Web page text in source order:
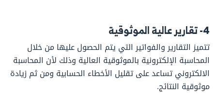
4- تقارير عالية الموثوقية
تتميز التقارير والفواتير التي يتم الحصول عليها من خلال
المحاسبة الإلكترونية بالموثوقية العالية وذلك لأن المحاسبة
الالكتروني تساعد على تقليل الأخطاء الحسابية ومن ثم زيادة
موثوقية النتائج.